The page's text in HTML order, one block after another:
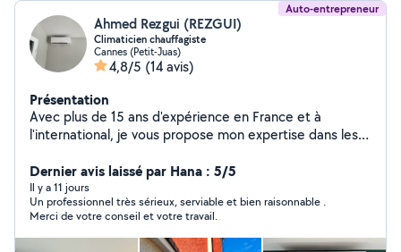
Auto-entrepreneur
Ahmed Rezgui (REZGUI)
Climaticien chauffagiste
Cannes (Petit-Juas)
4,8/5 (14 avis)
Présentation
Avec plus de 15 ans d'expérience en France et à
l'international, je vous propose mon expertise dans les
installation, entretien, dépannage Plomberie :
rénovation, recherche de fuites, installation sanitaire
Certifié par Daikin, Mitsubishi Electric, Atlantic et Fujitsu.
Dépannage et Mise en service VRV , CTA ,
programmation GTC ,BMS
Dernier avis laissé par Hana : 5/5
Il y a 11 jours
Un professionnel très sérieux, serviable et bien raisonnable .
Merci de votre conseil et votre travail.